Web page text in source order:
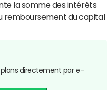
la somme des intérêts
remboursement du capital
plans directement par e-